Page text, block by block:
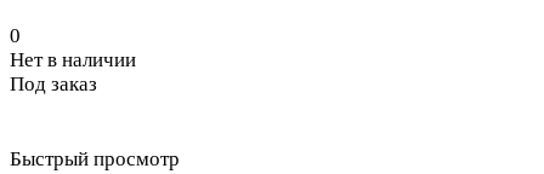
0
Нет в наличии
Под заказ
Быстрый просмотр